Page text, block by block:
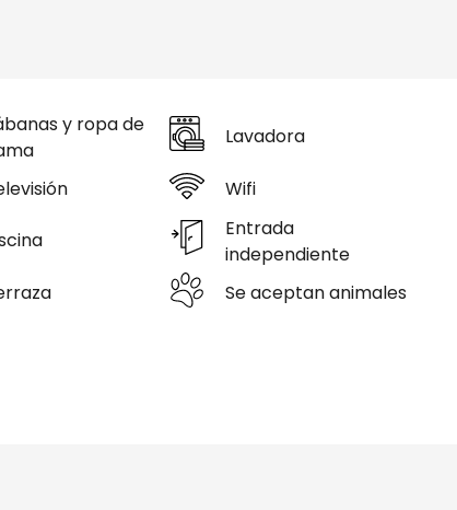
y ropa de
Lavadora
Wifi
Entrada
independiente
Se aceptan animales